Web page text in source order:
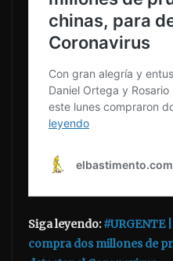
Siga leyendo:#URGENTE
compra dos millones de